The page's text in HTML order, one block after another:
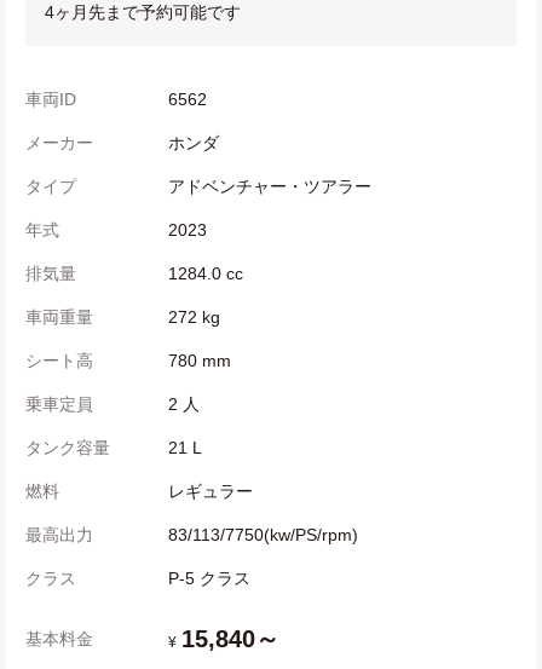
4ヶ月先まで予約可能です
車両ID 6562
メーカー ホンダ
タイプ アドベンチャー・ツアラー
年式 2023
排気量 1284.0 cc
車両重量 272 kg
シート高 780 mm
乗車定員 2 人
タンク容量 21 L
燃料 レギュラー
最高出力 83/113/7750(kw/PS/rpm)
クラス P-5 クラス
基本料金 ¥ 15,840～